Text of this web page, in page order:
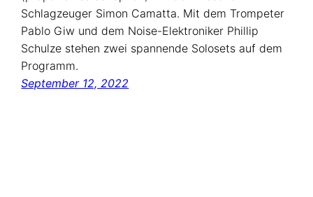
Schlagzeuger Simon Camatta. Mit dem Trompeter
Pablo Giw und dem Noise-Elektroniker Phillip
Schulze stehen zwei spannende Solosets auf dem
Programm.
September 12, 2022